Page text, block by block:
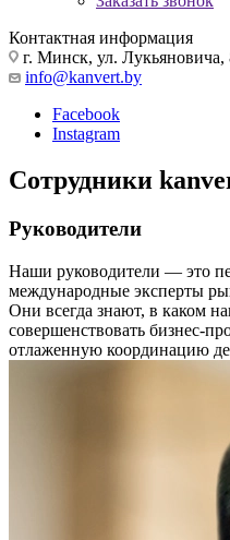
Контактная информация
г. Минск, ул. Лукьяновича,
info@kanvert.by
Facebook
Instagram
Сотрудники
Руководители
Наши руководители — это
международные эксперты
Они всегда знают, в каком
совершенствовать бизнес-
отлаженную координацию